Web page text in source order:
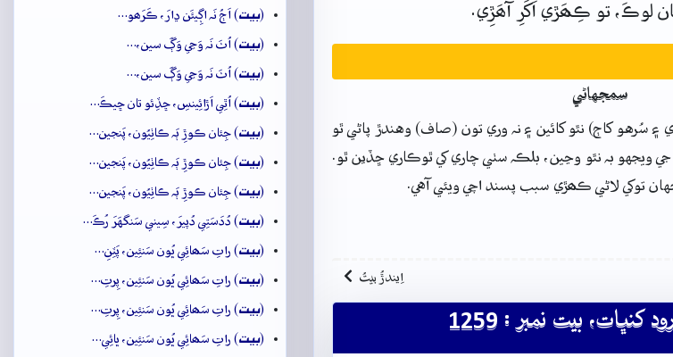
لوڪَ، تو ڪِھَڙي اَکَرِ آھَڙِي.
سمجهاڻي
سُرهو کاڄ) نٿو کائين ۽ نہ وري تون (صاف) وهندڙ پاڻي ٿو
جي ويجهو بہ نٿو وڃين، بلڪہ سٺي چاري کي ٿوڪاري ڇڏين ٿو.
توکي لاڻي ڪھڙي سبب پسند اچي ويئي آهي.
اِيندڙُ بيتُ
کنڀات، بيت نمبر : 1259
(بيت) اَڄُ نَہ اڳِيئَن ڍارَ، ڪَرَھو…
(بيت) اُٺَ نَہ وَڃي وَڳَ سين،…
(بيت) اُٺَ نَہ وَڃي وَڳَ سين،…
(بيت) اُٿِي اَڙائِينسِ، ڇڏِئو تان ڇيڪَ…
(بيت) جِئان ڪوڙِ ٻَہ ڪاٺِيُون، پَنجين…
(بيت) جِئان ڪوڙِ ٻَہ ڪاٺِيُون، پَنجين…
(بيت) جِئان ڪوڙِ ٻَہ ڪاٺِيُون، پَنجين…
(بيت) دُدَسَتِي دُپيرَ، سِيني سَنگهَرَ رُڪَ…
(بيت) راتِ سَھائِي ڀُون سَنئِين، پَٽِنِ…
(بيت) راتِ سَھائِي ڀُون سَنئِين، پِرتِ…
(بيت) راتِ سَھائِي ڀُون سَنئِين، پِرتِ…
(بيت) راتِ سَھائِي ڀُون سَنئِين، ڀائِي…